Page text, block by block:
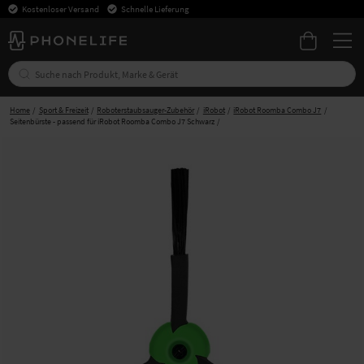
Kostenloser Versand Schnelle Lieferung
Home Sport & Freizeit Roboterstaubsauger-Zubehör iRobot
iRobot Roomba Combo J7
Seitenbürste - passend für iRobot Roomba Combo J7 Schwarz